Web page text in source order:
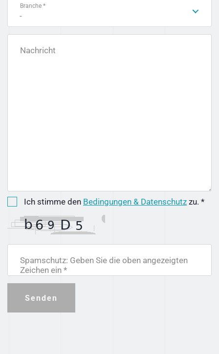
Branche *
-
Nachricht
Ich stimme den Bedingungen & Datenschutz zu. *
Spamschutz: Geben Sie die oben angezeigten
Zeichen ein *
Senden